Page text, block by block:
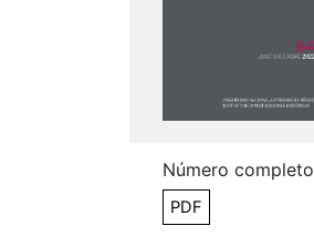
Número completo
PDF